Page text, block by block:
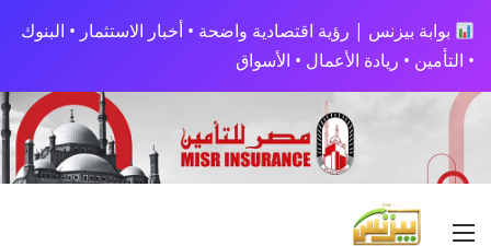
بوابة بيزنس | رؤية اقتصادية واضحة • أخبار الاستثمار • البنوك
• التأمين • ريادة الأعمال • الأسواق
القائمة